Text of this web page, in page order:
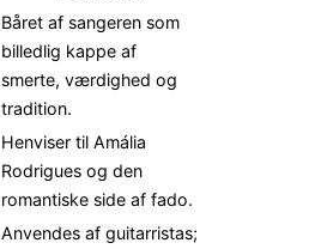
Båret af sangeren som
billedlig kappe af
smerte, værdighed og
tradition.
Henviser til Amália
Rodrigues og den
romantiske side af fado.
Anvendes af guitarristas;